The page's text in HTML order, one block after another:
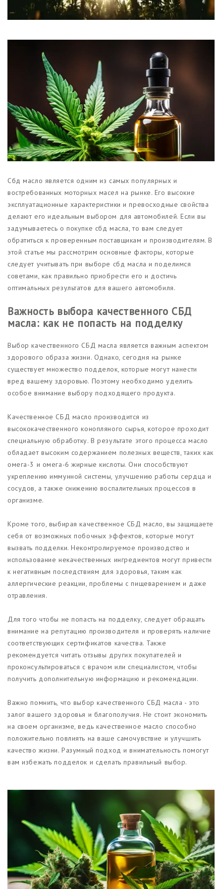
Функциональные продукты с
CBD
Красота и гигиена
CBD для животных
Какао и шоколад с CBD
Магазины
Сбд масло является одним из самых популярных и
востребованных моторных масел на рынке. Его высокие
эксплуатационные характеристики и превосходные свойства
делают его идеальным выбором для автомобилей. Если вы
задумываетесь о покупке сбд масла, то вам следует
обратиться к проверенным поставщикам и производителям. В
этой статье мы рассмотрим основные факторы, которые
следует учитывать при выборе сбд масла и поделимся
советами, как правильно приобрести его и достичь
оптимальных результатов для вашего автомобиля.
Важность выбора качественного СБД
масла: как не попасть на подделку
Выбор качественного СБД масла является важным аспектом
здорового образа жизни. Однако, сегодня на рынке
существует множество подделок, которые могут нанести
вред вашему здоровью. Поэтому необходимо уделить
особое внимание выбору подходящего продукта.
Качественное СБД масло производится из
высококачественного конопляного сырья, которое проходит
специальную обработку. В результате этого процесса масло
обладает высоким содержанием полезных веществ, таких как
омега-3 и омега-6 жирные кислоты. Они способствуют
укреплению иммунной системы, улучшению работы сердца и
сосудов, а также снижению воспалительных процессов в
организме.
Кроме того, выбирая качественное СБД масло, вы защищаете
себя от возможных побочных эффектов, которые могут
вызвать подделки. Неконтролируемое производство и
использование некачественных ингредиентов могут привести
к негативным последствиям для здоровья, таким как
аллергические реакции, проблемы с пищеварением и даже
отравления.
Для того чтобы не попасть на подделку, следует обращать
внимание на репутацию производителя и проверять наличие
соответствующих сертификатов качества. Также
рекомендуется читать отзывы других покупателей и
проконсультироваться с врачом или специалистом, чтобы
получить дополнительную информацию и рекомендации.
Важно помнить, что выбор качественного СБД масла - это
залог вашего здоровья и благополучия. Не стоит экономить
на своем организме, ведь качественное масло способно
положительно повлиять на ваше самочувствие и улучшить
качество жизни. Разумный подход и внимательность помогут
вам избежать подделок и сделать правильный выбор.